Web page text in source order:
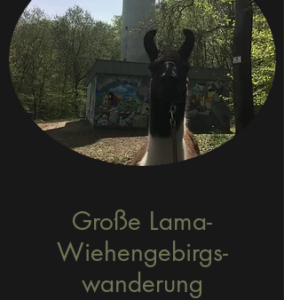
Große Lama-
Wiehengebirgs-
wanderung